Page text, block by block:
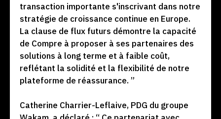
transaction importante s'inscrivant dans notre
stratégie de croissance continue en Europe.
La clause de flux futurs démontre la capacité
de Compre à proposer à ses partenaires des
solutions à long terme et à faible coût,
reflétant la solidité et la flexibilité de notre
plateforme de réassurance. ”
Catherine Charrier-Leflaive, PDG du groupe